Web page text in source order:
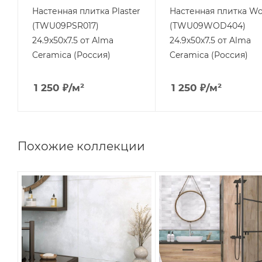
Настенная плитка Plaster
(TWU09PSR017)
24.9x50x7.5 от Alma
Ceramica (Россия)
1 250 ₽/м²
Настенная плитка
(TWU09WOD404)
24.9x50x7.5 от Alma
Ceramica (Россия)
1 250 ₽/м²
Похожие коллекции